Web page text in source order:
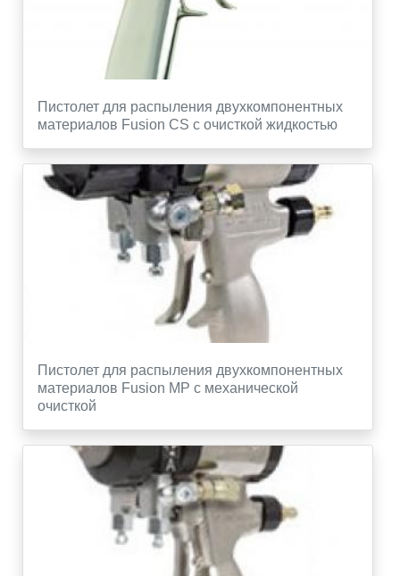
Пистолет для распыления двухкомпонентных
материалов Fusion CS с очисткой жидкостью
Пистолет для распыления двухкомпонентных
материалов Fusion MP с механической
очисткой